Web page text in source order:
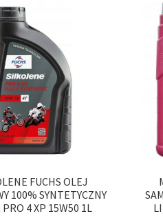
FUCHS OLEJ
100% SYNTETYCZNY
PRO 4 XP 15W50 1L